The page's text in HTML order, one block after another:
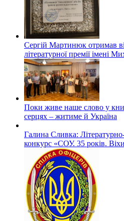
Сергій Мартинюк отримав
літературної премії імені
Поки живе наше слово у
серцях – житиме й Україна
Галина Сливка:
конкурс «СОУ. 35 років. Віхи